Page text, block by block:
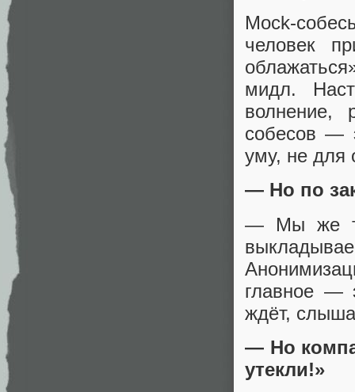
Mock-
человек
мидл.
волнение,
собесов —
уму, не для
— Но по
— Мы же
главное —
ждёт,
— Но
утекли!»